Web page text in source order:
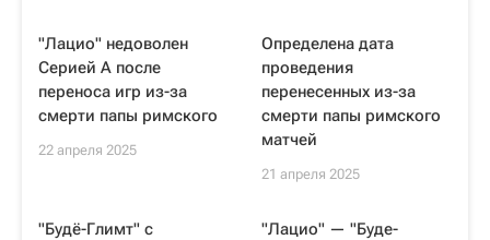
"Лацио" недоволен
Серией A после
переноса игр из-за
смерти папы римского
22 апреля 2025
Определена дата
проведения
перенесенных из-за
смерти папы римского
матчей
21 апреля 2025
"Будё-Глимт" с
"Лацио" — "Буде-